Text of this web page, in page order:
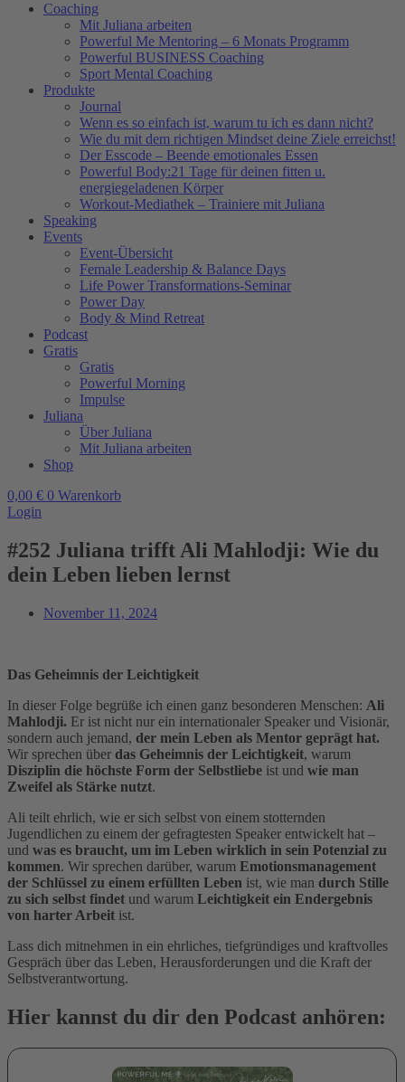
Coaching
Mit Juliana arbeiten
Powerful Me Mentoring – 6 Monats Programm
Powerful BUSINESS Coaching
Sport Mental Coaching
Produkte
Journal
Wenn es so einfach ist, warum tu ich es dann nicht?
Wie du mit dem richtigen Mindset deine Ziele erreichst!
Der Esscode – Beende emotionales Essen
Powerful Body:21 Tage für deinen fitten u.
energiegeladenen Körper
Workout-Mediathek – Trainiere mit Juliana
Speaking
Events
Event-Übersicht
Female Leadership & Balance Days
Life Power Transformations-Seminar
Power Day
Body & Mind Retreat
Podcast
Gratis
Gratis
Powerful Morning
Impulse
Juliana
Über Juliana
Mit Juliana arbeiten
Shop
0,00 € 0 Warenkorb
Login
#252 Juliana trifft Ali Mahlodji: Wie du
dein Leben lieben lernst
November 11, 2024
Das Geheimnis der Leichtigkeit
In dieser Folge begrüße ich einen ganz besonderen Menschen: Ali
Mahlodji. Er ist nicht nur ein internationaler Speaker und Visionär,
sondern auch jemand, der mein Leben als Mentor geprägt hat.
Wir sprechen über das Geheimnis der Leichtigkeit, warum
Disziplin die höchste Form der Selbstliebe ist und wie man
Zweifel als Stärke nutzt.
Ali teilt ehrlich, wie er sich selbst von einem stotternden
Jugendlichen zu einem der gefragtesten Speaker entwickelt hat –
und was es braucht, um im Leben wirklich in sein Potenzial zu
kommen. Wir sprechen darüber, warum Emotionsmanagement
der Schlüssel zu einem erfüllten Leben ist, wie man durch Stille
zu sich selbst findet und warum Leichtigkeit ein Endergebnis
von harter Arbeit ist.
Lass dich mitnehmen in ein ehrliches, tiefgründiges und kraftvolles
Gespräch über das Leben, Herausforderungen und die Kraft der
Selbstverantwortung.
Hier kannst du dir den Podcast anhören: